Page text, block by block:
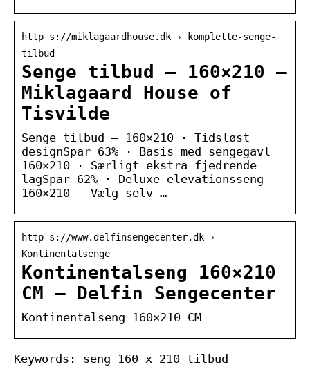
http s://miklagaardhouse.dk › komplette-senge-
tilbud
Senge tilbud – 160×210 –
Miklagaard House of
Tisvilde
Senge tilbud – 160×210 · Tidsløst
designSpar 63% · Basis med sengegavl
160×210 · Særligt ekstra fjedrende
lagSpar 62% · Deluxe elevationsseng
160×210 – Vælg selv …
http s://www.delfinsengecenter.dk ›
Kontinentalsenge
Kontinentalseng 160×210
CM – Delfin Sengecenter
Kontinentalseng 160×210 CM
Keywords: seng 160 x 210 tilbud